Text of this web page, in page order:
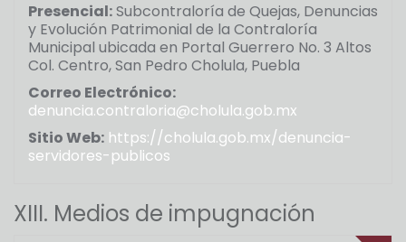
Presencial:Subcontraloría de Quejas, Denuncias
y Evolución Patrimonial de la Contraloría
Municipal ubicada en Portal Guerrero No. 3 Altos
Col. Centro, San Pedro Cholula, Puebla
Correo Electrónico:
denuncia.contraloria@cholula.gob.mx
Sitio Web: https://cholula.gob.mx/denuncia-
servidores-publicos
XIII. Medios de impugnación